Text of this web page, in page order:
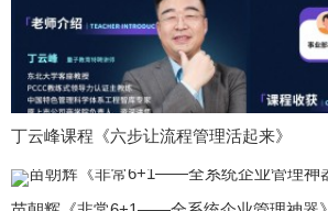
丁云峰课程《六步让流程管理活起来》